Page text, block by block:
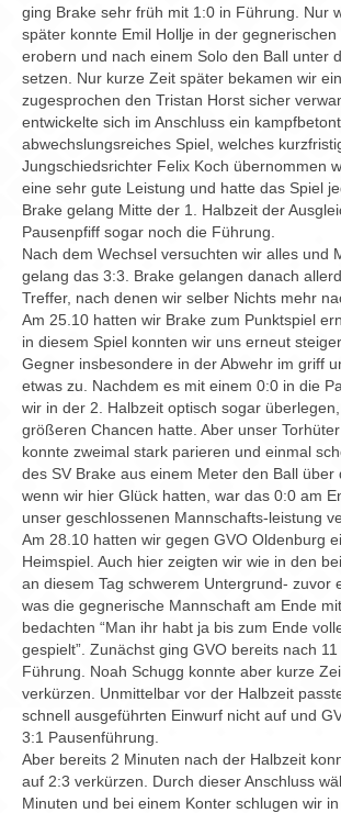
Chronik
Archiv
ging Brake sehr früh mit 1:0 in Führung. Nur
später konnte Emil Hollje in der
erobern und nach einem Solo den Ball unter
setzen. Nur kurze Zeit später bekamen wir
zugesprochen den Tristan Horst sicher
entwickelte sich im Anschluss ein
abwechslungsreiches Spiel, welches
Jungschiedsrichter Felix Koch übernommen
eine sehr gute Leistung und hatte das Spiel
Brake gelang Mitte der 1. Halbzeit der
Pausenpfiff sogar noch die Führung.
Nach dem Wechsel versuchten wir alles und
gelang das 3:3. Brake gelangen danach
Treffer, nach denen wir selber Nichts mehr
Am 25.10 hatten wir Brake zum Punktspiel
in diesem Spiel konnten wir uns erneut
Gegner insbesondere in der Abwehr im griff
etwas zu. Nachdem es mit einem 0:0 in die
wir in der 2. Halbzeit optisch sogar
größeren Chancen hatte. Aber unser
konnte zweimal stark parieren und einmal
des SV Brake aus einem Meter den Ball über
wenn wir hier Glück hatten, war das 0:0 am
unser geschlossenen Mannschafts-leistung
Am 28.10 hatten wir gegen GVO Oldenburg
Heimspiel. Auch hier zeigten wir wie in den
an diesem Tag schwerem Untergrund- zuvor
was die gegnerische Mannschaft am Ende
bedachten “Man ihr habt ja bis zum Ende
gespielt”. Zunächst ging GVO bereits nach
Führung. Noah Schugg konnte aber kurze
verkürzen. Unmittelbar vor der Halbzeit
schnell ausgeführten Einwurf nicht auf und
3:1 Pausenführung.
Aber bereits 2 Minuten nach der Halbzeit
auf 2:3 verkürzen. Durch dieser Anschluss
Minuten und bei einem Konter schlugen wir